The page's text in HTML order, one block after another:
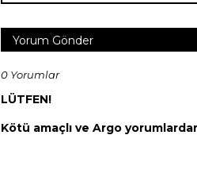
Yorum Gönder
0 Yorumlar
LÜTFEN!
Kötü amaçlı ve Argo